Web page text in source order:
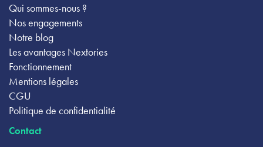
Qui sommes-nous ?
Nos engagements
Notre blog
Les avantages Nextories
Fonctionnement
Mentions légales
CGU
Politique de confidentialité
Contact